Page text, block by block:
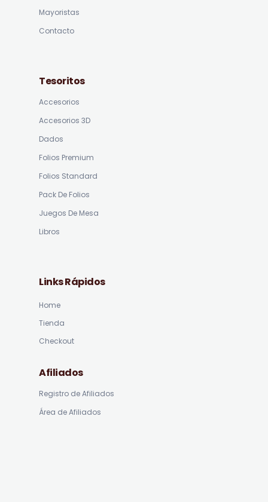
Mayoristas
Contacto
Tesoritos
Accesorios
Accesorios 3D
Dados
Folios Premium
Folios Standard
Pack De Folios
Juegos De Mesa
Libros
Links Rápidos
Home
Tienda
Checkout
Afiliados
Registro de Afiliados
Área de Afiliados